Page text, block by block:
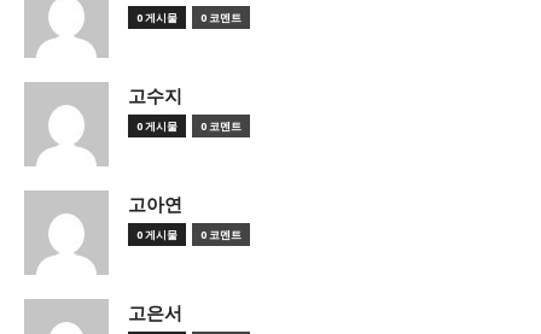
0 게시물 0 코멘트
고수지
0 게시물 0 코멘트
고아연
0 게시물 0 코멘트
고은서